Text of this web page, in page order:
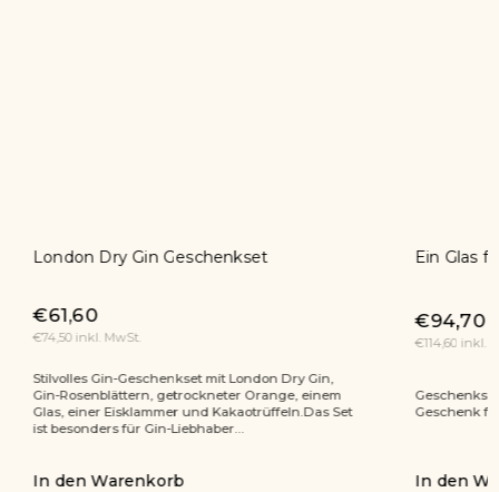
Ein Glas für zwei
€114,60 inkl. MwSt.
€94,70
In den Warenkorb
Geschenkset mit Cocktail-Set und Duftkerze. Ein
Geschenk für gemeinsame Stunden zu zweit.
Auf den
€49,70 inkl.
€41,10
In den
Eine
Partner